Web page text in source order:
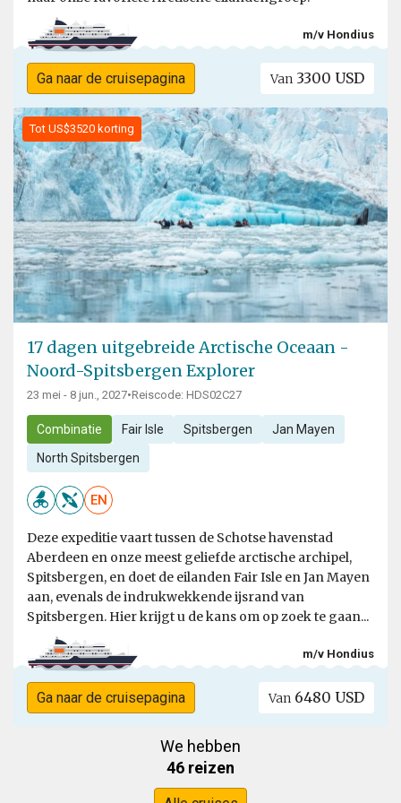
m/v Hondius
Ga naar de cruisepagina Van 3300 USD
Tot US$3520 korting
17 dagen uitgebreide Arctische Oceaan -
Noord-Spitsbergen Explorer
23 mei - 8 jun., 2027•Reiscode: HDS02C27
Combinatie Fair Isle Spitsbergen Jan Mayen
North Spitsbergen
EN
Deze expeditie vaart tussen de Schotse havenstad
Aberdeen en onze meest geliefde arctische archipel,
Spitsbergen, en doet de eilanden Fair Isle en Jan Mayen
aan, evenals de indrukwekkende ijsrand van
Spitsbergen. Hier krijgt u de kans om op zoek te gaan...
m/v Hondius
Ga naar de cruisepagina Van 6480 USD
We hebben
46 reizen